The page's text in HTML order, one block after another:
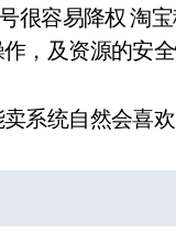
很容易降权 淘
，及资源的安
系统自然会喜欢